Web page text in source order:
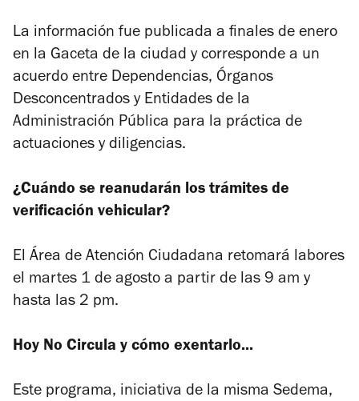
La información fue publicada a finales de enero
en la Gaceta de la ciudad y corresponde a un
acuerdo entre Dependencias, Órganos
Desconcentrados y Entidades de la
Administración Pública para la práctica de
actuaciones y diligencias.
¿Cuándo se reanudarán los trámites de
verificación vehicular?
El Área de Atención Ciudadana retomará labores
el martes 1 de agosto a partir de las 9 am y
hasta las 2 pm.
Hoy No Circula y cómo exentarlo...
Este programa, iniciativa de la misma Sedema,